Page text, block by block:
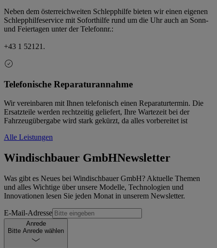
Neben dem österreichweiten Schlepphilfe bieten wir einen eigenen
Schlepphilfeservice mit Soforthilfe rund um die Uhr auch an Sonn-
und Feiertagen unter der Telefonnr.:
+43 1 52121.
Telefonische Reparaturannahme
Wir vereinbaren mit Ihnen telefonisch einen Reparaturtermin. Die
Ersatzteile werden rechtzeitig geliefert, Ihre Wartezeit bei der
Fahrzeugübergabe wird stark gekürzt, da alles vorbereitet ist
Alle Leistungen
Windischbauer GmbHNewsletter
Was gibt es Neues bei Windischbauer GmbH? Aktuelle Themen
und alles Wichtige über unsere Modelle, Technologien und
Innovationen lesen Sie jeden Monat in unserem Newsletter.
E-Mail-Adresse
Anrede
Bitte Anrede wählen